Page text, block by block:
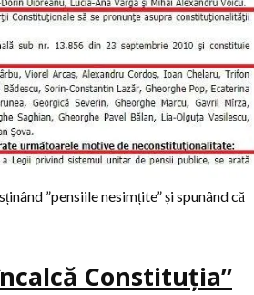
”pensiile nesimțite” și spunând că
Constituția”